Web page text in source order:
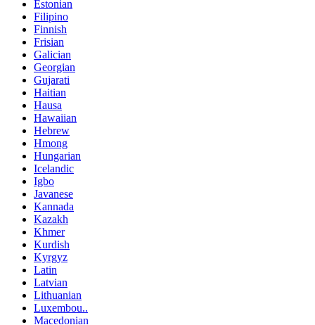
Estonian
Filipino
Finnish
Frisian
Galician
Georgian
Gujarati
Haitian
Hausa
Hawaiian
Hebrew
Hmong
Hungarian
Icelandic
Igbo
Javanese
Kannada
Kazakh
Khmer
Kurdish
Kyrgyz
Latin
Latvian
Lithuanian
Luxembou..
Macedonian